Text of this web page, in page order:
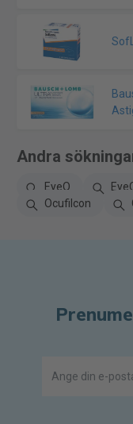
Andra
EyeQ
Ocufilcon